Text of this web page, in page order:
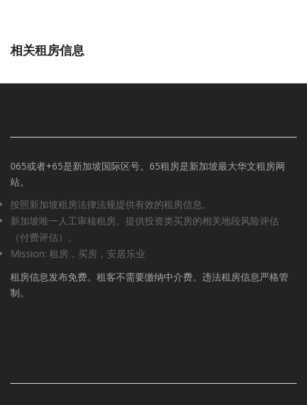
相关租房信息
065或者+65是新加坡国际区号。65租房是新加坡最大华文租房网
站。
按照新加坡租房法律法规提供有效的租房信息。
新加坡唯一人工审核租房。提供投资类买房的相关地段风险评估
（付费评估）。
Mission: 租房，买房，安居乐业
租房信息发布免费。租客不需要缴纳中介费。违法租房信息严格管
制。